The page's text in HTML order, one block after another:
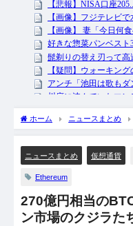
ホーム ニュースまとめ
ニュースまとめ 仮想通貨
Ethereum
270億円相当の
ン市場のクジラた